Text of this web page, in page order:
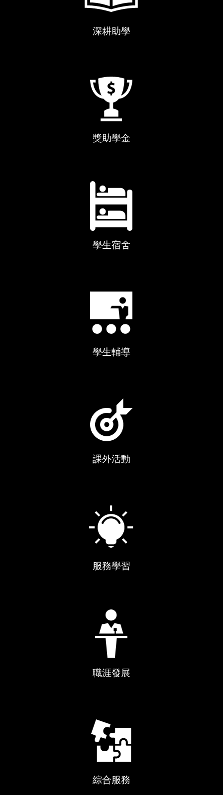
深耕助學
獎助學金
學生宿舍
學生輔導
課外活動
服務學習
職涯發展
綜合服務